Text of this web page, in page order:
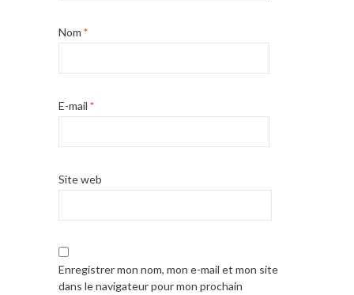
Nom *
E-mail *
Site web
Enregistrer mon nom, mon e-mail et mon site
dans le navigateur pour mon prochain